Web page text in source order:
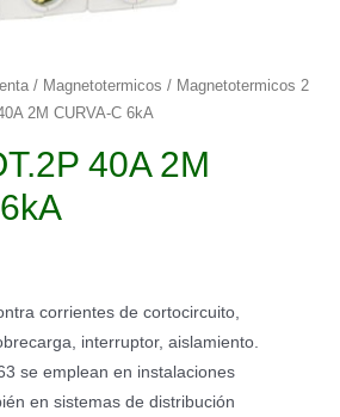
/ Magnetotermicos / Magnetotermicos 2
2M CURVA-C 6kA
40A 2M
corrientes de cortocircuito,
interruptor, aislamiento.
se emplean en instalaciones
en sistemas de distribución